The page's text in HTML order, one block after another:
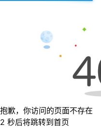
抱歉，你访问的页面不存在
2 秒后将跳转到首页